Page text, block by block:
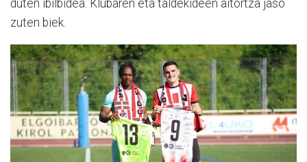
duten ibilbidea. Klubaren eta taldekideen aitortza jaso
zuten biek.